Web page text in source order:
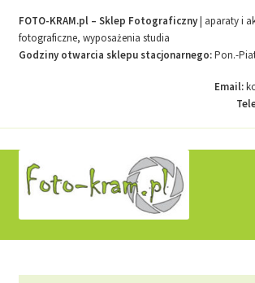
FOTO-KRAM.pl – Sklep Fotograficzny| aparaty i
fotograficzne, wyposażenia studia
Godziny otwarcia sklepu stacjonarnego:Pon.-
Email:
do
nawigacji
do
treści